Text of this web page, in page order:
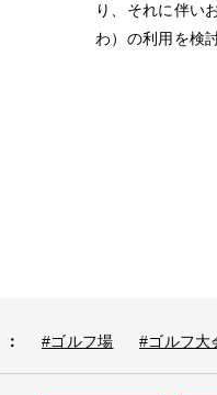
り、それに伴い
わ）の利用を検
： #ゴルフ場 #ゴルフ大